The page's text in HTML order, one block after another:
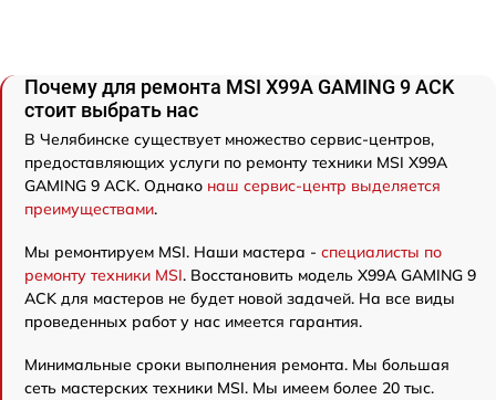
Почему для ремонта MSI X99A GAMING 9 ACK
стоит выбрать нас
В Челябинске существует множество сервис-центров,
предоставляющих услуги по ремонту техники MSI X99A
GAMING 9 ACK. Однако наш сервис-центр выделяется
преимуществами.
Мы ремонтируем MSI. Наши мастера - специалисты по
ремонту техники MSI. Восстановить модель X99A GAMING 9
ACK для мастеров не будет новой задачей. На все виды
проведенных работ у нас имеется гарантия.
Минимальные сроки выполнения ремонта. Мы большая
сеть мастерских техники MSI. Мы имеем более 20 тыс.